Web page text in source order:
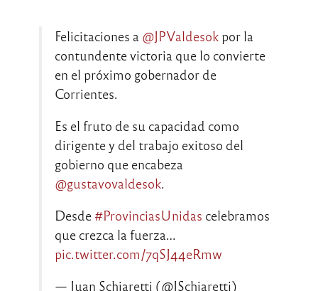
Felicitaciones a @JPValdesok por la
contundente victoria que lo convierte
en el próximo gobernador de
Corrientes.
Es el fruto de su capacidad como
dirigente y del trabajo exitoso del
gobierno que encabeza
@gustavovaldesok.
Desde#ProvinciasUnidas celebramos
que crezca la fuerza…
pic.twitter.com/7qSJ44eRmw
— Juan Schiaretti (@JSchiaretti)